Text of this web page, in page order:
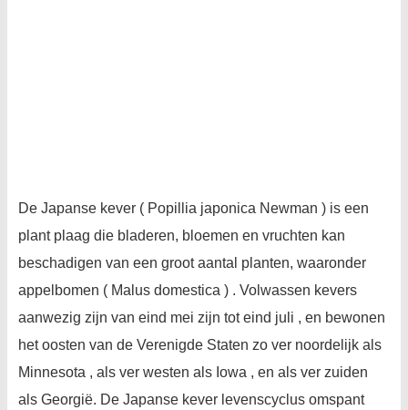
De Japanse kever ( Popillia japonica Newman ) is een
plant plaag die bladeren, bloemen en vruchten kan
beschadigen van een groot aantal planten, waaronder
appelbomen ( Malus domestica ) . Volwassen kevers
aanwezig zijn van eind mei zijn tot eind juli , en bewonen
het oosten van de Verenigde Staten zo ver noordelijk als
Minnesota , als ver westen als Iowa , en als ver zuiden
als Georgië. De Japanse kever levenscyclus omspant